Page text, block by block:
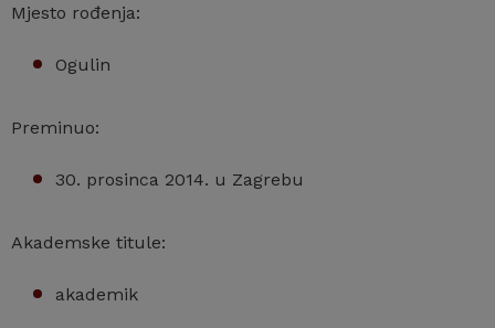
Mjesto rođenja:
Ogulin
Preminuo:
30. prosinca 2014. u Zagrebu
Akademske titule:
akademik